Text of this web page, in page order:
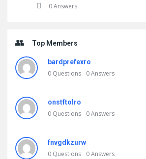
0 Answers
Top Members
bardprefexro
0 Questions 0Answers
onstftolro
0 Questions 0Answers
fnvgdkzurw
0 Questions 0Answers